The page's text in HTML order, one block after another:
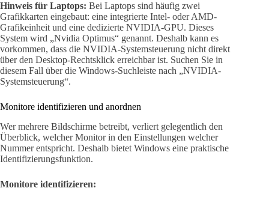
Hinweis für Laptops: Bei Laptops sind häufig zwei
Grafikkarten eingebaut: eine integrierte Intel- oder AMD-
Grafikeinheit und eine dedizierte NVIDIA-GPU. Dieses
System wird „Nvidia Optimus“ genannt. Deshalb kann es
vorkommen, dass die NVIDIA-Systemsteuerung nicht direkt
über den Desktop-Rechtsklick erreichbar ist. Suchen Sie in
diesem Fall über die Windows-Suchleiste nach „NVIDIA-
Systemsteuerung“.
Monitore identifizieren und anordnen
Wer mehrere Bildschirme betreibt, verliert gelegentlich den
Überblick, welcher Monitor in den Einstellungen welcher
Nummer entspricht. Deshalb bietet Windows eine praktische
Identifizierungsfunktion.
Monitore identifizieren: